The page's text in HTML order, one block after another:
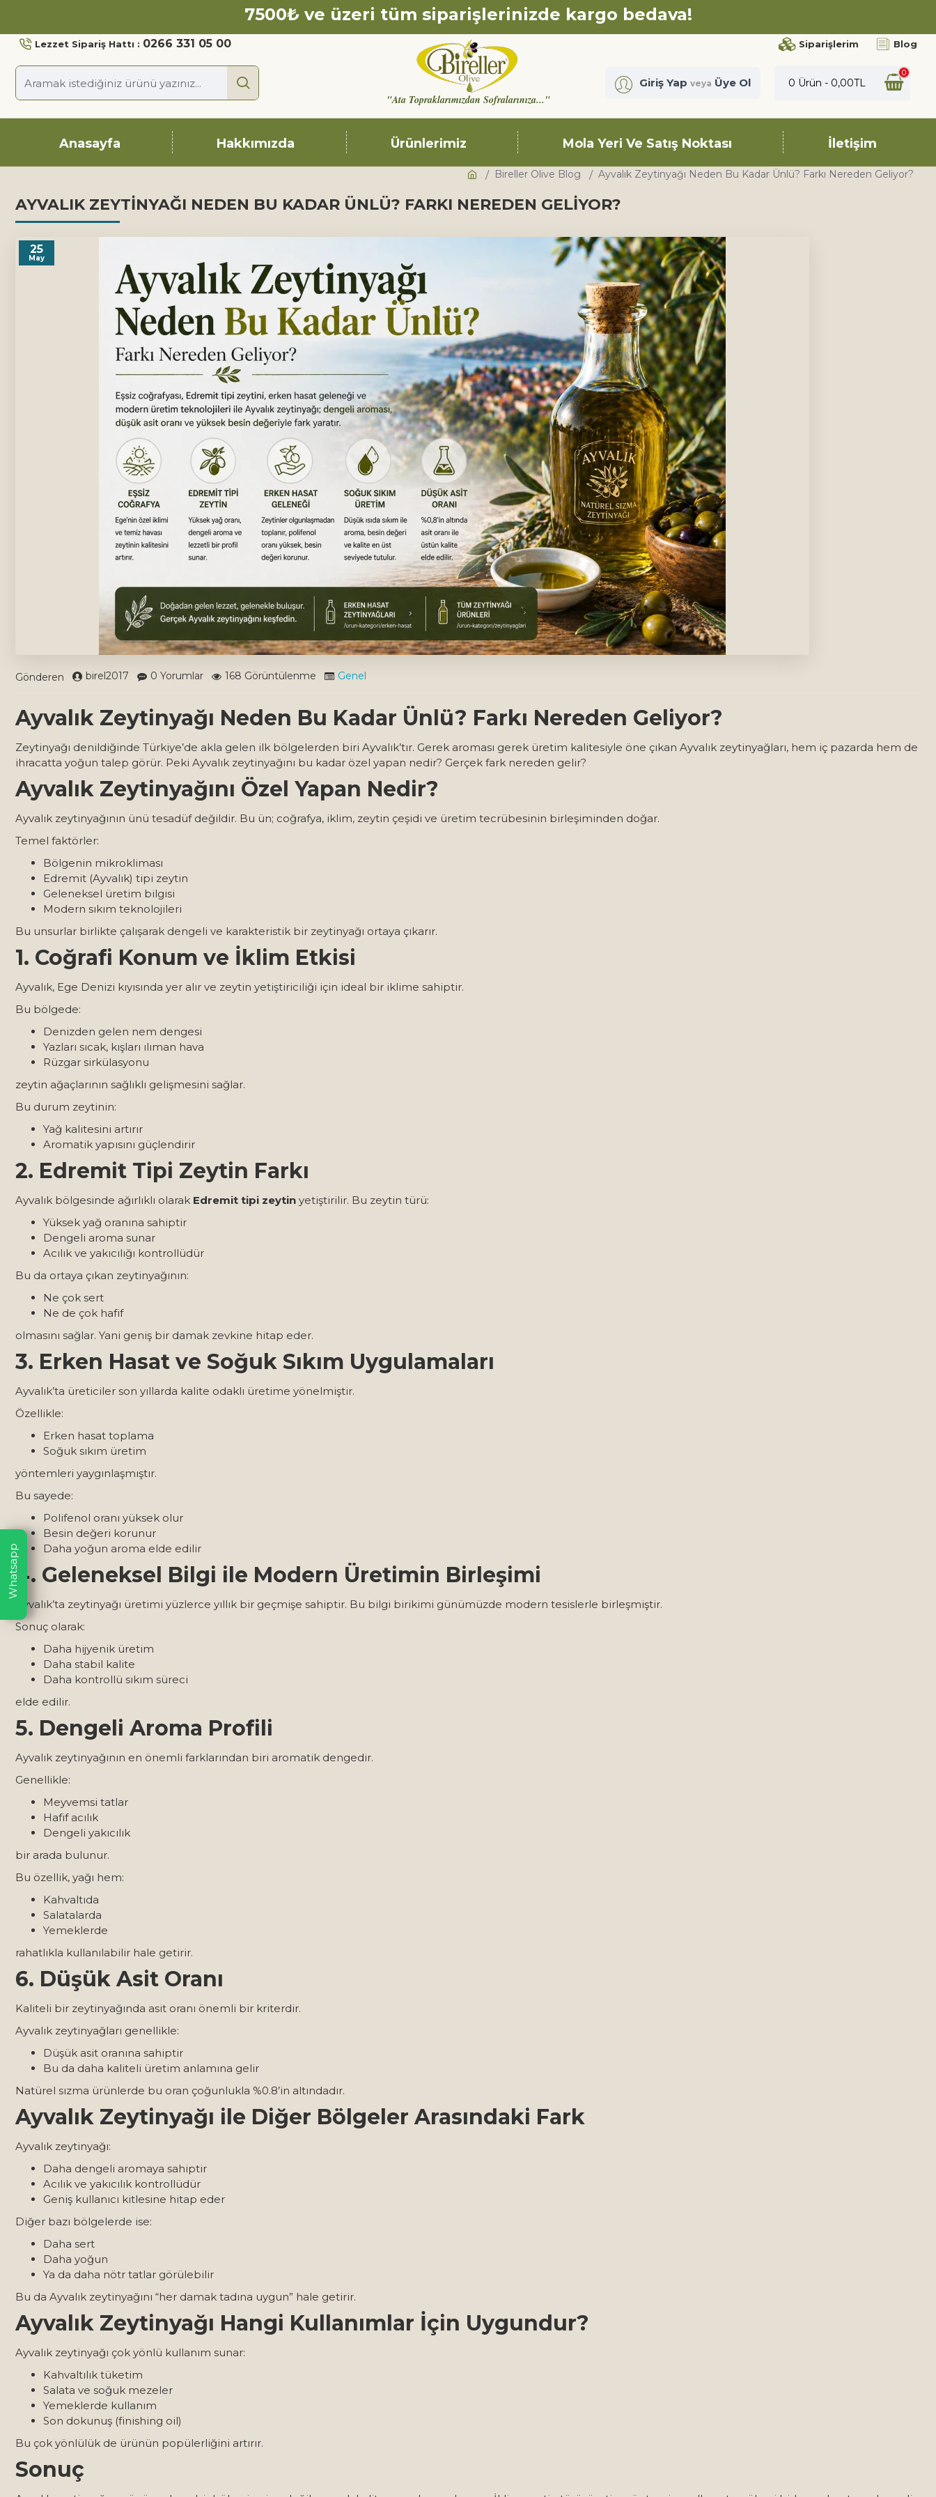
7500₺ ve üzeri tüm siparişlerinizde kargo bedava!
Lezzet Sipariş Hattı : 0266 331 05 00 Siparişlerim Blog
"Ata Topraklarımızdan Sofralarınıza..."
Giriş Yap veya Üye Ol 0 Ürün - 0,00TL
0
Anasayfa Hakkımızda Ürünlerimiz Mola Yeri Ve Satış Noktası İletişim
Bireller Olive Blog Ayvalık Zeytinyağı Neden Bu Kadar Ünlü? Farkı Nereden Geliyor?
AYVALIK ZEYTINYAĞI NEDEN BU KADAR ÜNLÜ? FARKI NEREDEN GELIYOR?
25
May
Gönderen birel2017 0 Yorumlar 168 Görüntülenme Genel
Ayvalık Zeytinyağı Neden Bu Kadar Ünlü? Farkı Nereden Geliyor?
Zeytinyağı denildiğinde Türkiye’de akla gelen ilk bölgelerden biri Ayvalık’tır. Gerek aroması gerek üretim kalitesiyle öne çıkan Ayvalık zeytinyağları, hem iç pazarda hem de
ihracatta yoğun talep görür. Peki Ayvalık zeytinyağını bu kadar özel yapan nedir? Gerçek fark nereden gelir?
Ayvalık Zeytinyağını Özel Yapan Nedir?
Ayvalık zeytinyağının ünü tesadüf değildir. Bu ün; coğrafya, iklim, zeytin çeşidi ve üretim tecrübesinin birleşiminden doğar.
Temel faktörler:
Bölgenin mikrokliması
Edremit (Ayvalık) tipi zeytin
Geleneksel üretim bilgisi
Modern sıkım teknolojileri
Bu unsurlar birlikte çalışarak dengeli ve karakteristik bir zeytinyağı ortaya çıkarır.
1. Coğrafi Konum ve İklim Etkisi
Ayvalık, Ege Denizi kıyısında yer alır ve zeytin yetiştiriciliği için ideal bir iklime sahiptir.
Bu bölgede:
Denizden gelen nem dengesi
Yazları sıcak, kışları ılıman hava
Rüzgar sirkülasyonu
zeytin ağaçlarının sağlıklı gelişmesini sağlar.
Bu durum zeytinin:
Yağ kalitesini artırır
Aromatik yapısını güçlendirir
2. Edremit Tipi Zeytin Farkı
Ayvalık bölgesinde ağırlıklı olarak Edremit tipi zeytin yetiştirilir. Bu zeytin türü:
Yüksek yağ oranına sahiptir
Dengeli aroma sunar
Acılık ve yakıcılığı kontrollüdür
Bu da ortaya çıkan zeytinyağının:
Ne çok sert
Ne de çok hafif
olmasını sağlar. Yani geniş bir damak zevkine hitap eder.
3. Erken Hasat ve Soğuk Sıkım Uygulamaları
Ayvalık’ta üreticiler son yıllarda kalite odaklı üretime yönelmiştir.
Özellikle:
Erken hasat toplama
Soğuk sıkım üretim
yöntemleri yaygınlaşmıştır.
Bu sayede:
Polifenol oranı yüksek olur
Besin değeri korunur
Daha yoğun aroma elde edilir
4. Geleneksel Bilgi ile Modern Üretimin Birleşimi
Ayvalık’ta zeytinyağı üretimi yüzlerce yıllık bir geçmişe sahiptir. Bu bilgi birikimi günümüzde modern tesislerle birleşmiştir.
Sonuç olarak:
Daha hijyenik üretim
Daha stabil kalite
Daha kontrollü sıkım süreci
elde edilir.
5. Dengeli Aroma Profili
Ayvalık zeytinyağının en önemli farklarından biri aromatik dengedir.
Genellikle:
Meyvemsi tatlar
Hafif acılık
Dengeli yakıcılık
bir arada bulunur.
Bu özellik, yağı hem:
Kahvaltıda
Salatalarda
Yemeklerde
rahatlıkla kullanılabilir hale getirir.
6. Düşük Asit Oranı
Kaliteli bir zeytinyağında asit oranı önemli bir kriterdir.
Ayvalık zeytinyağları genellikle:
Düşük asit oranına sahiptir
Bu da daha kaliteli üretim anlamına gelir
Natürel sızma ürünlerde bu oran çoğunlukla %0.8’in altındadır.
Ayvalık Zeytinyağı ile Diğer Bölgeler Arasındaki Fark
Ayvalık zeytinyağı:
Daha dengeli aromaya sahiptir
Acılık ve yakıcılık kontrollüdür
Geniş kullanıcı kitlesine hitap eder
Diğer bazı bölgelerde ise:
Daha sert
Daha yoğun
Ya da daha nötr tatlar görülebilir
Bu da Ayvalık zeytinyağını “her damak tadına uygun” hale getirir.
Ayvalık Zeytinyağı Hangi Kullanımlar İçin Uygundur?
Ayvalık zeytinyağı çok yönlü kullanım sunar:
Kahvaltılık tüketim
Salata ve soğuk mezeler
Yemeklerde kullanım
Son dokunuş (finishing oil)
Bu çok yönlülük de ürünün popülerliğini artırır.
Sonuç
Whatsapp